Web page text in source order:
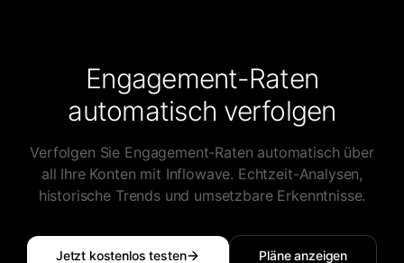
Engagement-Raten
automatisch verfolgen
Verfolgen Sie Engagement-Raten automatisch über
all Ihre Konten mit Inflowave. Echtzeit-Analysen,
historische Trends und umsetzbare Erkenntnisse.
Jetzt kostenlos testen Pläne anzeigen